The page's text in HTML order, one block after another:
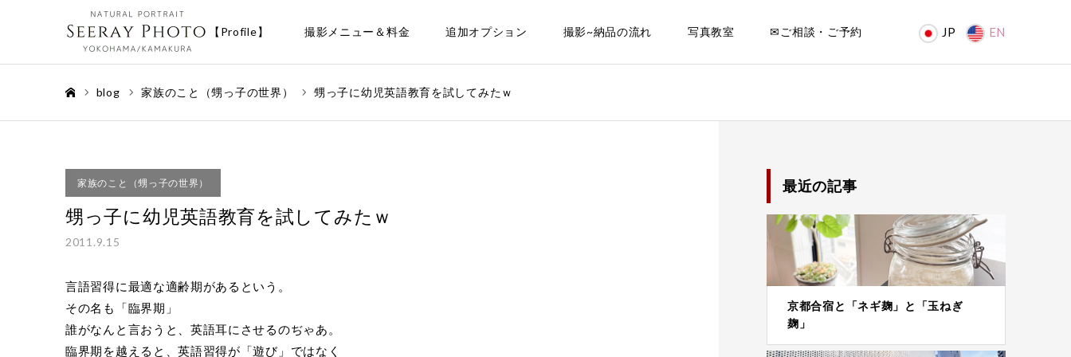
【Profile】 撮影メニュー＆料金 追加オプション 撮影~納品の流れ 写真教室 ✉ご相談・ご予約 JP EN
blog 家族のこと（甥っ子の世界） 甥っ子に幼児英語教育を試してみたｗ
家族のこと（甥っ子の世界）
甥っ子に幼児英語教育を試してみたｗ
2011.9.15
言語習得に最適な適齢期があるという。
その名も「臨界期」
誰がなんと言おうと、英語耳にさせるのぢゃあ。
臨界期を越えると、英語習得が「遊び」ではなく
最近の記事
京都合宿と「ネギ麹」と「玉ねぎ
麹」